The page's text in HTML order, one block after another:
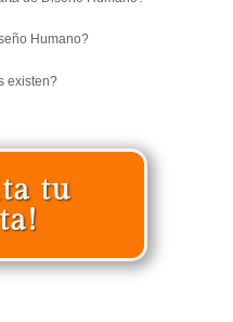
Humano?
existen?
tu